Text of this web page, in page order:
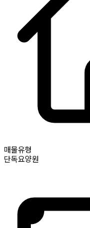
매물유형
단독요양원